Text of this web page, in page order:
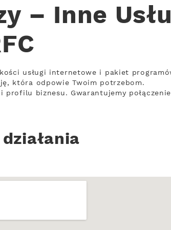
– Inne
usługi internetowe i pakiet
która odpowie Twoim potrzebom.
biznesu. Gwarantujemy